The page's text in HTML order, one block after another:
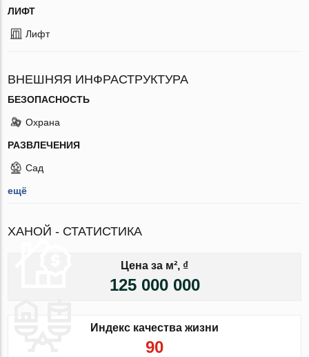
ЛИФТ
Лифт
ВНЕШНЯЯ ИНФРАСТРУКТУРА
БЕЗОПАСНОСТЬ
Охрана
РАЗВЛЕЧЕНИЯ
Сад
ещё
ХАНОЙ - СТАТИСТИКА
Цена за м², ₫
125 000 000
Индекс качества жизни
90